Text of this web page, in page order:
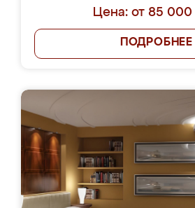
Цена: от 85 000
ПОДРОБНЕЕ